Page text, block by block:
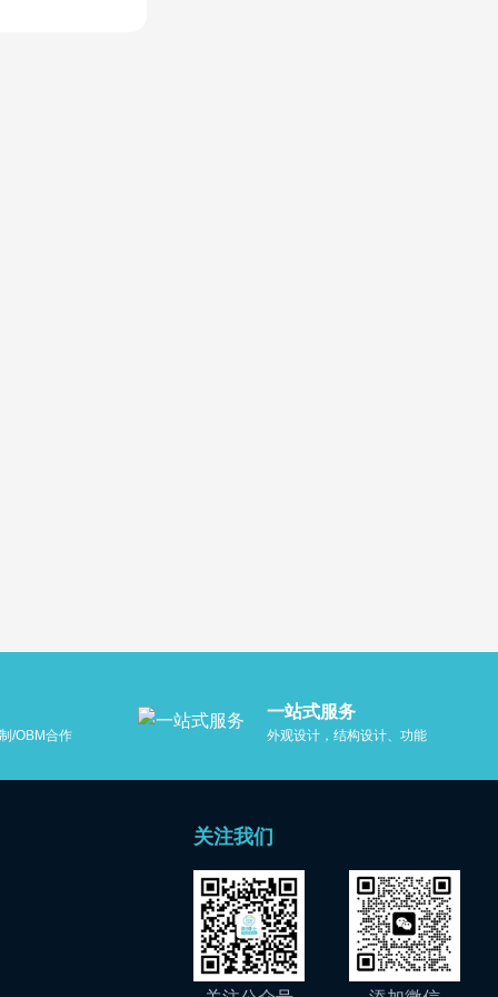
/OBM合作
一站式服务
外观设计，结构设计、功能
关注我们